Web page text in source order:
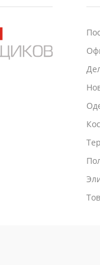
записок телефонов